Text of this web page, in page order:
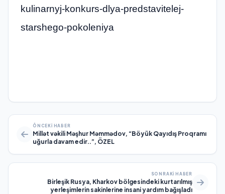
kulinarnyj-konkurs-dlya-predstavitelej-
starshego-pokoleniya
ÖNCEKI HABER
Millət vəkili Məşhur Məmmədov, “Böyük Qayıdış Proqramı
uğurla davam edir..”, ÖZEL
SONRAKI HABER
Birleşik Rusya, Kharkov bölgesindeki kurtarılmış
yerleşimlerin sakinlerine insani yardım bağışladı